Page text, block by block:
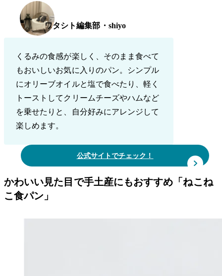
ワタシト編集部・shiyo
くるみの食感が楽しく、そのまま食べて
もおいしいお気に入りのパン。シンプル
にオリーブオイルと塩で食べたり、軽く
トーストしてクリームチーズやハムなど
を乗せたりと、自分好みにアレンジして
楽しめます。
公式サイトでチェック！
かわいい見た目で手土産にもおすすめ「ねこね
こ食パン」